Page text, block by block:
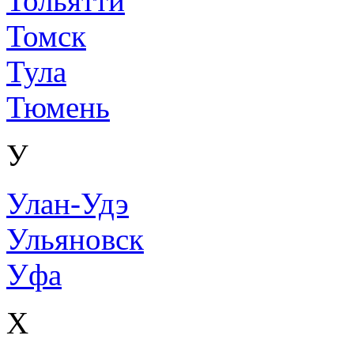
Томск
Тула
Тюмень
У
Улан-Удэ
Ульяновск
Уфа
Х